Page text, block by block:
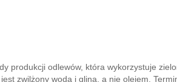
produkcji odlewów, która wykorzystuje
zwilżony wodą i gliną, a nie olejem.